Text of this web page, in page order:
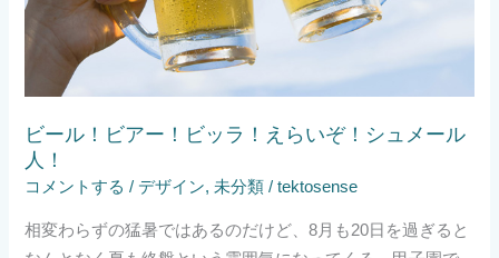
ビール！ビアー！ビッラ！えらいぞ！シュメール
人！
コメントする / デザイン,未分類 /tektosense
相変わらずの猛暑ではあるのだけど、8月も20日を過ぎると
ッ
ラ！
ら
い
ぞ！
シ
メ